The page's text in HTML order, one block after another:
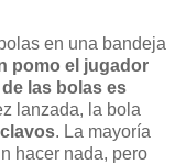
en una bandeja
pomo el jugador
las bolas es
lanzada, la bola
. La mayoría
hacer nada, pero